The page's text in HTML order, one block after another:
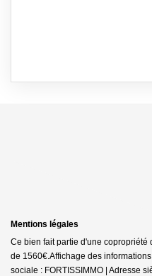
Mentions légales
Ce bien fait partie d'une copropriété
de 1560€.Affichage des
sociale : FORTISSIMMO | Adresse